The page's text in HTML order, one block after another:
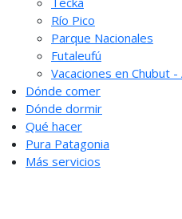
Río Pico
Parque Nacionales
Futaleufú
Vacaciones en Chubut
Dónde comer
Dónde dormir
Qué hacer
Pura Patagonia
Más servicios